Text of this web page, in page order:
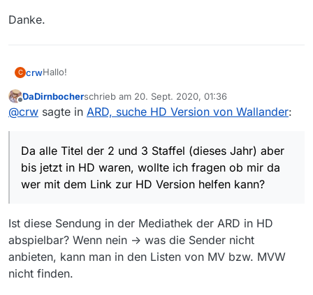
Danke.
C crwHallo!
Ich bin neu hier und habe eine Frage zu einem bereits
ausgestrahlten Titel der ARD (Wallander - Verrat vom
Der Link in der Web Version von MediathekView zeigt auf
eine frühere Version, die noch nicht in HD ist.
https://pdvideosdaserste-
a.akamaihd.net/de/2017/09/28/5228a05a-3621-4eed-
in HD waren, wollte ich fragen ob mir da wer mit dem Link
zur HD Version helfen kann?
Danke.
DaDirnbocherschrieb am 20. Sept. 2020, 01:36
zuletzt editiert von
@crw sagte in ARD, suche HD Version von Wallander:
Da alle Titel der 2 und 3 Staffel (dieses Jahr) aber
bis jetzt in HD waren, wollte ich fragen ob mir da
wer mit dem Link zur HD Version helfen kann?
Ist diese Sendung in der Mediathek der ARD in HD
abspielbar? Wenn nein -> was die Sender nicht
anbieten, kann man in den Listen von MV bzw. MVW
nicht finden.